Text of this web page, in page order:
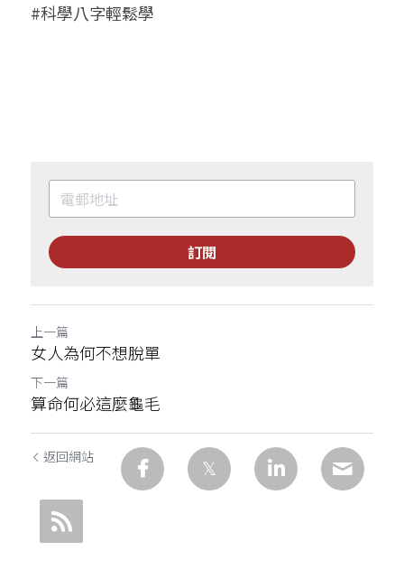
#科學八字輕鬆學
訂閱
上一篇
女人為何不想脫單
下一篇
算命何必這麼龜毛
返回網站